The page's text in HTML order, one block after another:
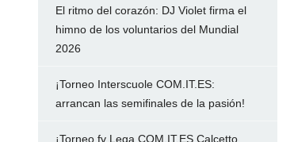
El ritmo del corazón: DJ Violet firma el
himno de los voluntarios del Mundial
2026
¡Torneo Interscuole COM.IT.ES:
arrancan las semifinales de la pasión!
¡Torneo fv Lega COM.IT.ES Calcetto